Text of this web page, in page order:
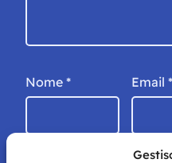
Nome * Email *